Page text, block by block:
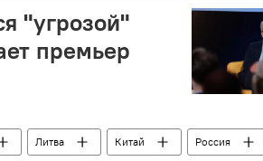
"угрозой"
премьер
Литва Китай
Россия